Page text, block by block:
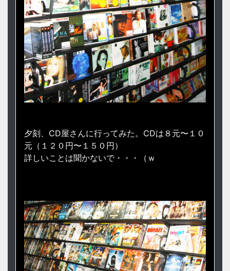
夕刻、CD屋さんに行ってみた。CDは８元〜１０
元（１２０円〜１５０円）
詳しいことは聞かないで・・・（ｗ